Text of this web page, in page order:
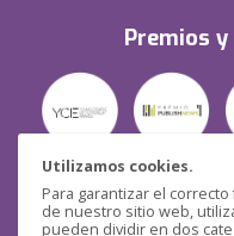
Utilizamos cookies.
Para garantizar el
de nuestro sitio web,
pueden dividir en dos
Premios